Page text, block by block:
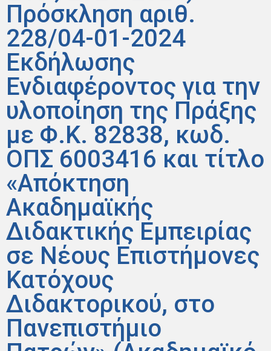
Πρόσκληση αριθ.
228/04-01-2024
Εκδήλωσης
Ενδιαφέροντος για την
υλοποίηση της Πράξης
με Φ.Κ. 82838, κωδ.
ΟΠΣ 6003416 και τίτλο
«Απόκτηση
Ακαδημαϊκής
Διδακτικής Εμπειρίας
σε Νέους Επιστήμονες
Κατόχους
Διδακτορικού, στο
Πανεπιστήμιο